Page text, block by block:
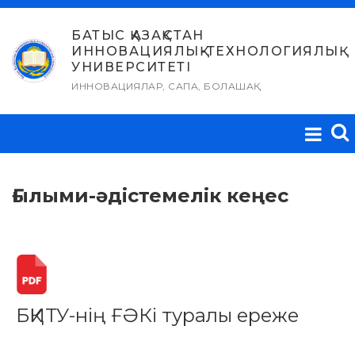
Skip
content
БАТЫС ҚАЗАҚСТАН
ИННОВАЦИЯЛЫҚ-ТЕХНОЛОГИЯЛЫҚ
УНИВЕРСИТЕТІ
ИННОВАЦИЯЛАР, САПА, БОЛАШАҚ
Ғылыми-әдістемелік кеңес
БҚИТУ-нің ҒӘКі туралы ереже